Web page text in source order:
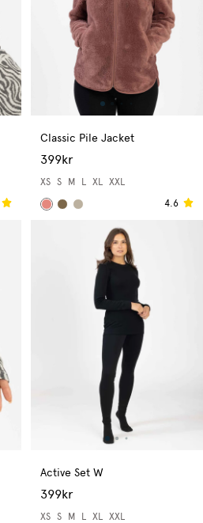
Classic Pile Jacket
399kr
XS S M L XL XXL
4.6
Active Set W
399kr
XS S M L XL XXL